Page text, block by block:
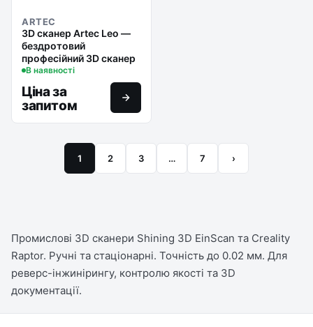
ARTEC
3D сканер Artec Leo —
бездротовий
професійний 3D сканер
В наявності
Ціна за
запитом
1 2 3 … 7 ›
Промислові 3D сканери Shining 3D EinScan та Creality
Raptor. Ручні та стаціонарні. Точність до 0.02 мм. Для
реверс-інжинірингу, контролю якості та 3D
документації.